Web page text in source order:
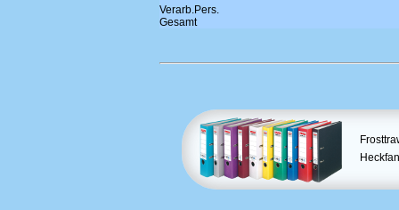
Verarb.Pers.
Gesamt